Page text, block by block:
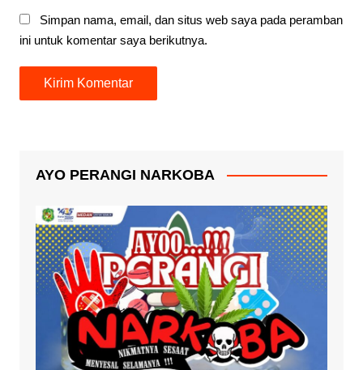
Simpan nama, email, dan situs web saya pada peramban
ini untuk komentar saya berikutnya.
AYO PERANGI NARKOBA